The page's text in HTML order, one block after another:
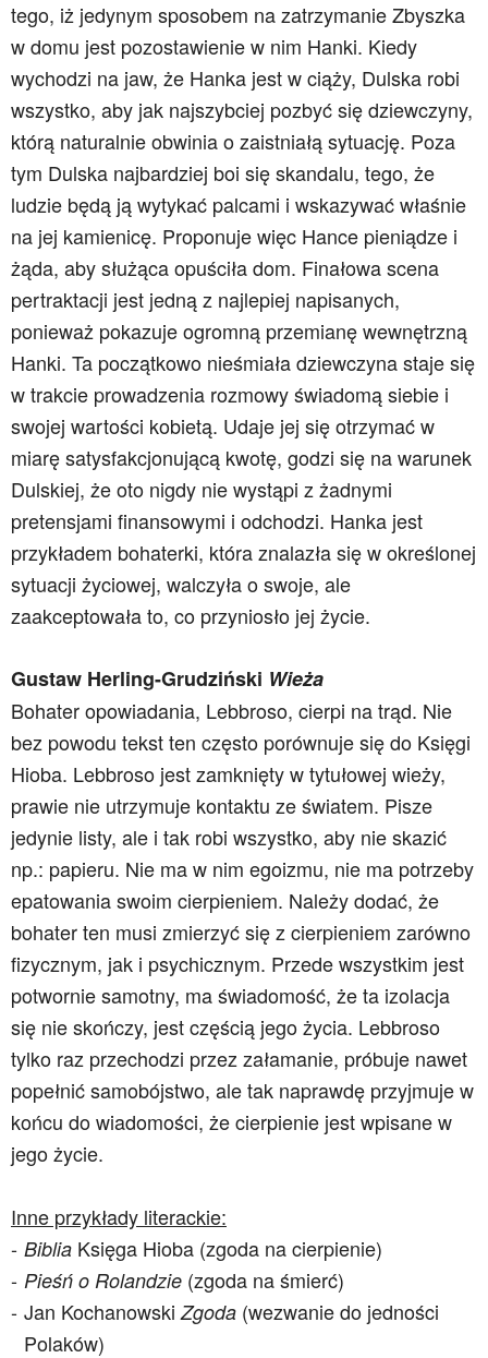
tego, iż jedynym sposobem na zatrzymanie Zbyszka
w domu jest pozostawienie w nim Hanki. Kiedy
wychodzi na jaw, że Hanka jest w ciąży, Dulska robi
wszystko, aby jak najszybciej pozbyć się dziewczyny,
którą naturalnie obwinia o zaistniałą sytuację. Poza
tym Dulska najbardziej boi się skandalu, tego, że
ludzie będą ją wytykać palcami i wskazywać właśnie
na jej kamienicę. Proponuje więc Hance pieniądze i
żąda, aby służąca opuściła dom. Finałowa scena
pertraktacji jest jedną z najlepiej napisanych,
ponieważ pokazuje ogromną przemianę wewnętrzną
Hanki. Ta początkowo nieśmiała dziewczyna staje się
w trakcie prowadzenia rozmowy świadomą siebie i
swojej wartości kobietą. Udaje jej się otrzymać w
miarę satysfakcjonującą kwotę, godzi się na warunek
Dulskiej, że oto nigdy nie wystąpi z żadnymi
pretensjami finansowymi i odchodzi. Hanka jest
przykładem bohaterki, która znalazła się w określonej
sytuacji życiowej, walczyła o swoje, ale
zaakceptowała to, co przyniosło jej życie.
Gustaw Herling-Grudziński Wieża
Bohater opowiadania, Lebbroso, cierpi na trąd. Nie
bez powodu tekst ten często porównuje się do Księgi
Hioba. Lebbroso jest zamknięty w tytułowej wieży,
prawie nie utrzymuje kontaktu ze światem. Pisze
jedynie listy, ale i tak robi wszystko, aby nie skazić
np.: papieru. Nie ma w nim egoizmu, nie ma potrzeby
epatowania swoim cierpieniem. Należy dodać, że
bohater ten musi zmierzyć się z cierpieniem zarówno
fizycznym, jak i psychicznym. Przede wszystkim jest
potwornie samotny, ma świadomość, że ta izolacja
się nie skończy, jest częścią jego życia. Lebbroso
tylko raz przechodzi przez załamanie, próbuje nawet
popełnić samobójstwo, ale tak naprawdę przyjmuje w
końcu do wiadomości, że cierpienie jest wpisane w
jego życie.
Inne przykłady literackie:
Biblia Księga Hioba (zgoda na cierpienie)
Pieśń o Rolandzie (zgoda na śmierć)
Jan Kochanowski Zgoda (wezwanie do jedności
Polaków)